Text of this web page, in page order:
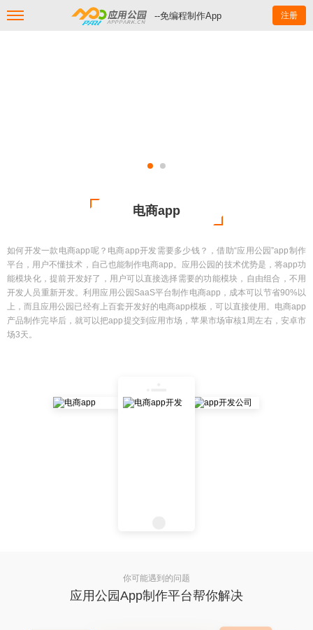
--免编程制作App 注册
电商app
如何开发一款电商app呢？电商app开发需要多少钱？，借助“应用公园”app制作
平台，用户不懂技术，自己也能制作电商app。应用公园的技术优势是，将app功
能模块化，提前开发好了，用户可以直接选择需要的功能模块，自由组合，不用
开发人员重新开发。利用应用公园SaaS平台制作电商app，成本可以节省90%以
上，而且应用公园已经有上百套开发好的电商app模板，可以直接使用。电商app
产品制作完毕后，就可以把app提交到应用市场，苹果市场审核1周左右，安卓市
场3天。
你可能遇到的问题
应用公园App制作平台帮你解决